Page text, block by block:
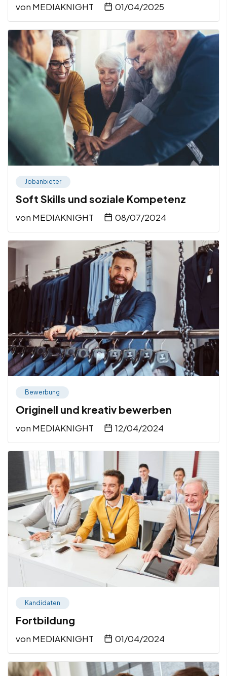
von MEDIAKNIGHT 01/04/2025
Jobanbieter
Soft Skills und soziale Kompetenz
von MEDIAKNIGHT 08/07/2024
Bewerbung
Originell und kreativ bewerben
von MEDIAKNIGHT 12/04/2024
Kandidaten
Fortbildung
von MEDIAKNIGHT 01/04/2024